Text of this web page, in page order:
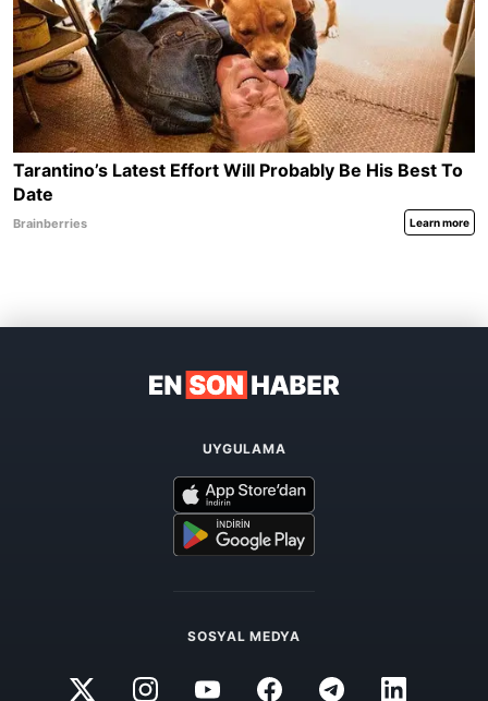
UYGULAMA
SOSYAL MEDYA